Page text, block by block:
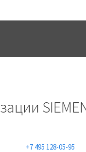
+7 495 128-05-95